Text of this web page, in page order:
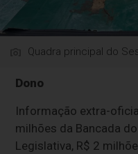
Quadra principal do
Dono
Informação extra-
milhões da Bancada
Legislativa, R$ 2